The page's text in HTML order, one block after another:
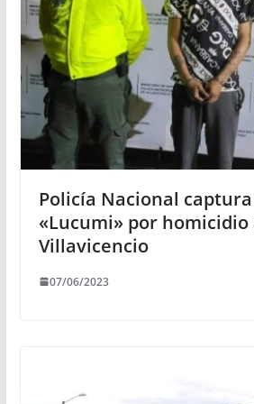
Policía Nacional
«Lucumi» por homicidio
Villavicencio
07/06/2023